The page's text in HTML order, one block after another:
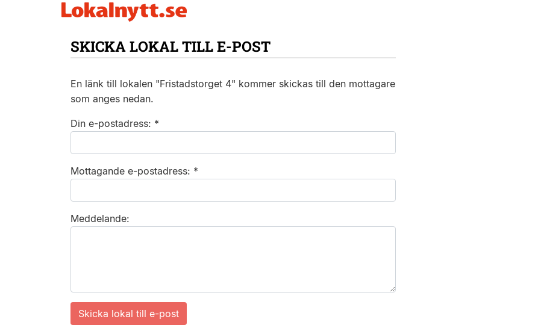
SKICKA LOKAL TILL E-POST
En länk till lokalen "Fristadstorget 4" kommer skickas till den mottagare
som anges nedan.
Din e-postadress: *
Mottagande e-postadress: *
Meddelande: